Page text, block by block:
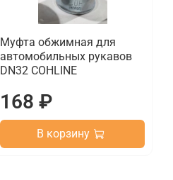
Муфта обжимная для
автомобильных рукавов
DN32 COHLINE
168 ₽
В корзину